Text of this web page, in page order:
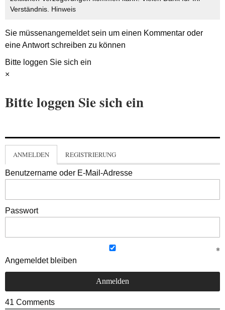
Verständnis. Hinweis
Sie müssenangemeldetsein um einen Kommentar oder
eine Antwort schreiben zu können
Bitte loggen Sie sich ein
×
Bitte loggen Sie sich ein
ANMELDEN REGISTRIERUNG
Benutzername oder E-Mail-Adresse
Passwort
Angemeldet bleiben
41 Comments